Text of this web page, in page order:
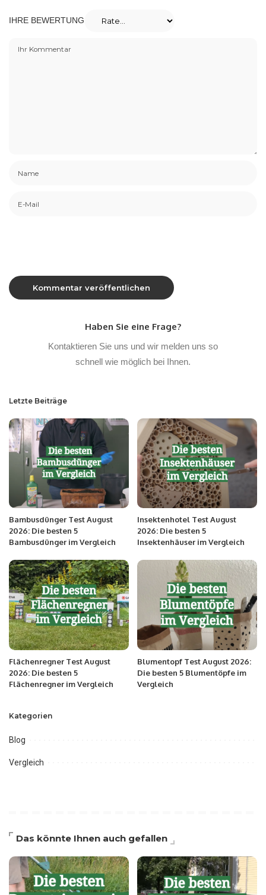
IHRE BEWERTUNG
Haben Sie eine Frage?
Kontaktieren Sie uns und wir melden uns so
schnell wie möglich bei Ihnen.
Letzte Beiträge
Bambusdünger Test August
2026: Die besten 5
Bambusdünger im Vergleich
Insektenhotel Test August
2026: Die besten 5
Insektenhäuser im Vergleich
Flächenregner Test August
2026: Die besten 5
Flächenregner im Vergleich
Blumentopf Test August 2026:
Die besten 5 Blumentöpfe im
Vergleich
Kategorien
Blog
Vergleich
Das könnte Ihnen auch gefallen